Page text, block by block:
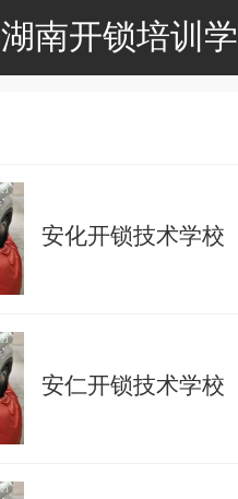
湖南开锁培训
安化开锁技术学校
安仁开锁技术学校